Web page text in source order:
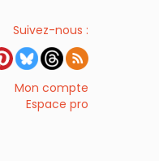
Suivez-nous :
Mon compte
Espace pro